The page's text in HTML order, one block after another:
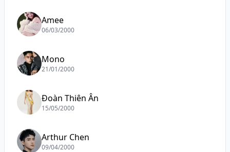
Amee
06/03/2000
Mono
21/01/2000
Đoàn Thiên Ân
15/05/2000
Arthur Chen
09/04/2000